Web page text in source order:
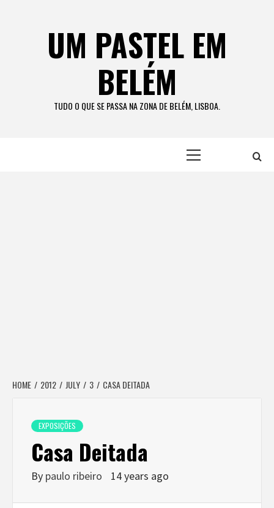
UM PASTEL EM
BELÉM
TUDO O QUE SE PASSA NA ZONA DE BELÉM, LISBOA.
HOME 2012 JULY 3 CASA DEITADA
EXPOSIÇÕES
Casa Deitada
By paulo ribeiro 14 years ago